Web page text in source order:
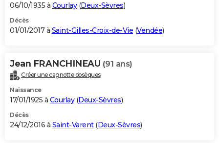
06/10/1935 à Courlay(Deux-Sèvres)
Décès
01/01/2017 à Saint-Gilles-Croix-de-Vie (Vendée)
Jean FRANCHINEAU (91 ans)
Créer une cagnotte obsèques
Naissance
17/01/1925 à Courlay(Deux-Sèvres)
Décès
24/12/2016 à Saint-Varent(Deux-Sèvres)